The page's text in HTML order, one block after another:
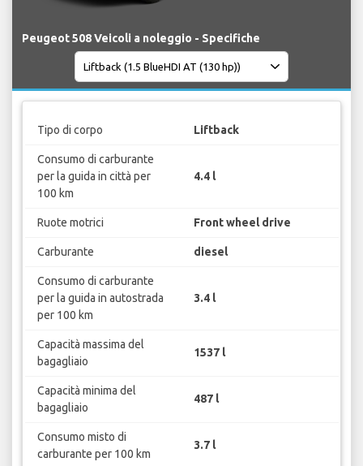
Peugeot 508 Veicoli a noleggio - Specifiche
Tipo di corpo Liftback
Consumo di carburante
per la guida in città per
100 km
4.4 l
Ruote motrici Front wheel drive
Carburante diesel
Consumo di carburante
per la guida in autostrada
per 100 km
3.4 l
Capacità massima del
bagagliaio
1537 l
Capacità minima del
bagagliaio
487 l
Consumo misto di
carburante per 100 km
3.7 l